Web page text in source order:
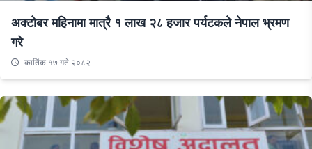
अक्टोबर महिनामा मात्रै १ लाख २८ हजार पर्यटकले नेपाल भ्रमण
गरे
कार्तिक १७ गते २०८२